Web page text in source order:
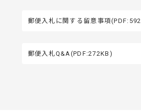
郵便入札に関する留意事項
郵便入札Q&A(PDF:272KB)